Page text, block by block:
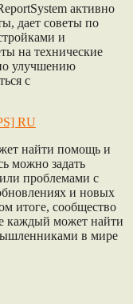
активно
дает советы по
и
на технические
улучшению
с
найти помощь и
можно задать
проблемами с
и новых
итоге, сообщество
каждый может найти
в мире